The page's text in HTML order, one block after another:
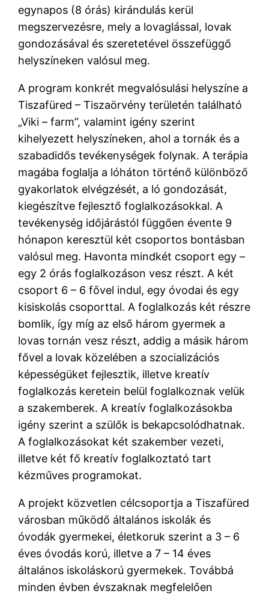
egynapos (8 órás) kirándulás kerül
megszervezésre, mely a lovaglással, lovak
gondozásával és szeretetével összefüggő
helyszíneken valósul meg.
A program konkrét megvalósulási helyszíne a
Tiszafüred – Tiszaörvény területén található
„Viki – farm”, valamint igény szerint
kihelyezett helyszíneken, ahol a tornák és a
szabadidős tevékenységek folynak. A terápia
magába foglalja a lóháton történő különböző
gyakorlatok elvégzését, a ló gondozását,
kiegészítve fejlesztő foglalkozásokkal. A
tevékenység időjárástól függően évente 9
hónapon keresztül két csoportos bontásban
valósul meg. Havonta mindkét csoport egy –
egy 2 órás foglalkozáson vesz részt. A két
csoport 6 – 6 fővel indul, egy óvodai és egy
kisiskolás csoporttal. A foglalkozás két részre
bomlik, így míg az első három gyermek a
lovas tornán vesz részt, addig a másik három
fővel a lovak közelében a szocializációs
képességüket fejlesztik, illetve kreatív
foglalkozás keretein belül foglalkoznak velük
a szakemberek. A kreatív foglalkozásokba
igény szerint a szülők is bekapcsolódhatnak.
A foglalkozásokat két szakember vezeti,
illetve két fő kreatív foglalkoztató tart
kézműves programokat.
A projekt közvetlen célcsoportja a Tiszafüred
városban működő általános iskolák és
óvodák gyermekei, életkoruk szerint a 3 – 6
éves óvodás korú, illetve a 7 – 14 éves
általános iskoláskorú gyermekek. Továbbá
minden évben évszaknak megfelelően